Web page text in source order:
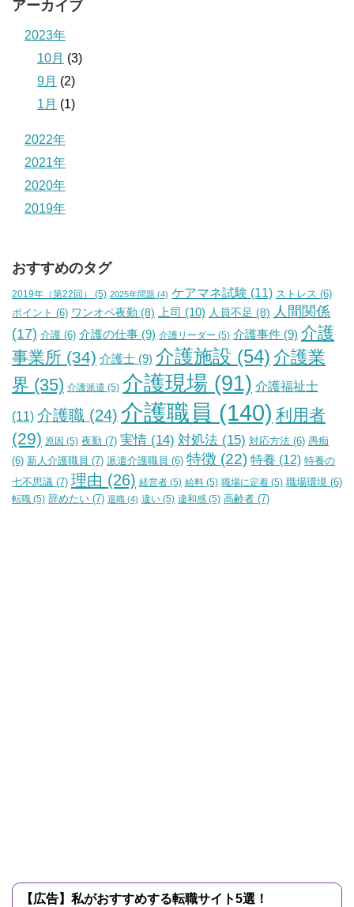
アーカイブ
2023年
10月 (3)
9月 (2)
1月 (1)
2022年
2021年
2020年
2019年
おすすめのタグ
2019年（第22回） (5) 2025年問題 (4) ケアマネ試験 (11) ストレス (6)
ポイント (6) ワンオペ夜勤 (8) 上司 (10) 人員不足 (8) 人間関係
(17) 介護 (6) 介護の仕事 (9) 介護リーダー (5) 介護事件 (9) 介護
事業所 (34) 介護士 (9) 介護施設 (54) 介護業
界 (35) 介護派遣 (5) 介護現場 (91) 介護福祉士
(11) 介護職 (24) 介護職員 (140) 利用者
(29) 原因 (5) 夜勤 (7) 実情 (14) 対処法 (15) 対応方法 (6) 愚痴
(6) 新人介護職員 (7) 派遣介護職員 (6) 特徴 (22) 特養 (12) 特養の
七不思議 (7) 理由 (26) 経営者 (5) 給料 (5) 職場に定着 (5) 職場環境 (6)
転職 (5) 辞めたい (7) 退職 (4) 違い (5) 違和感 (5) 高齢者 (7)
【広告】私がおすすめする転職サイト5選！